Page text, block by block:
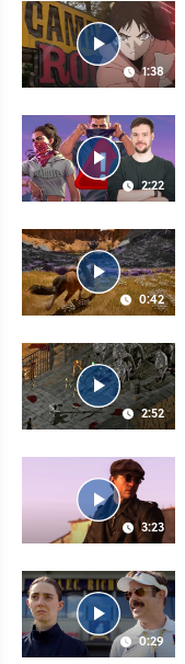
1:38
2:22
0:42
2:52
3:23
0:29